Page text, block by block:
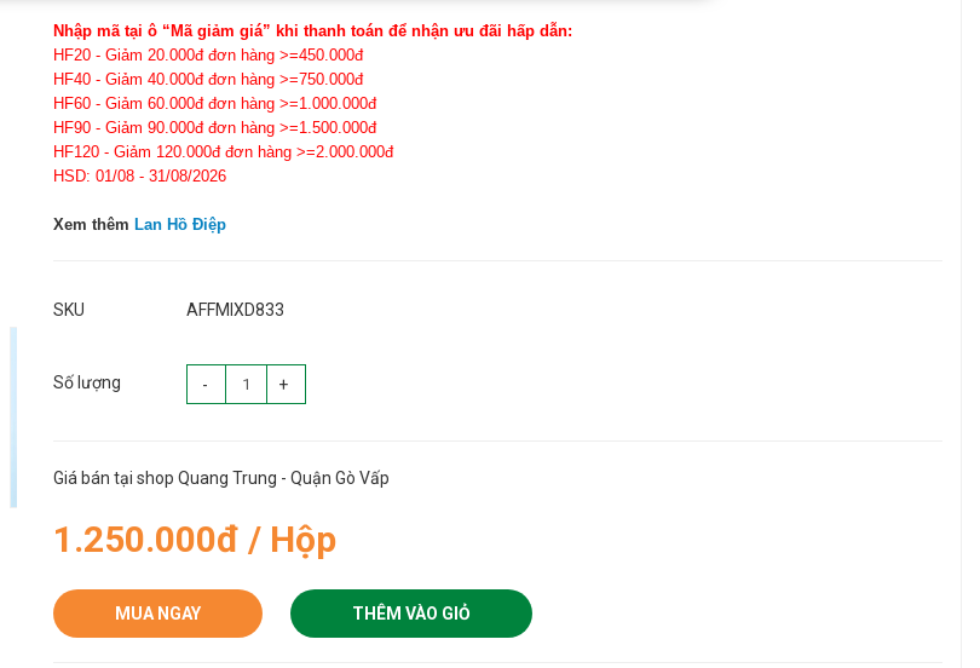
Nhập mã tại ô “Mã giảm giá” khi thanh toán để nhận ưu đãi hấp dẫn:
HF20 - Giảm 20.000đ đơn hàng >=450.000đ
HF40 - Giảm 40.000đ đơn hàng >=750.000đ
HF60 - Giảm 60.000đ đơn hàng >=1.000.000đ
HF90 - Giảm 90.000đ đơn hàng >=1.500.000đ
HF120 - Giảm 120.000đ đơn hàng >=2.000.000đ
HSD: 01/08 - 31/08/2026
Xem thêm Lan Hồ Điệp
SKU AFFMIXD833
Số lượng - +
Giá bán tại shop Quang Trung - Quận Gò Vấp
1.250.000đ / Hộp
MUA NGAY THÊM VÀO GIỎ